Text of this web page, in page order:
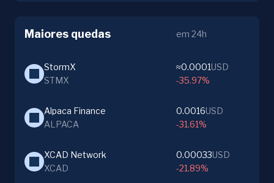
Maiores quedas em 24h
StormX
STMX
≈0.0001USD
-35.97%
Alpaca Finance
ALPACA
0.0016USD
-31.61%
XCAD Network
XCAD
0.00033USD
-21.89%